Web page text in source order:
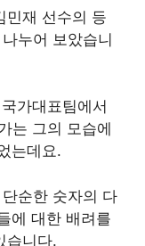
민재 선수의 등
누어 보았습니
가대표팀에서
는 그의 모습에
는데요.
순한 숫자의 다
에 대한 배려를
습니다.